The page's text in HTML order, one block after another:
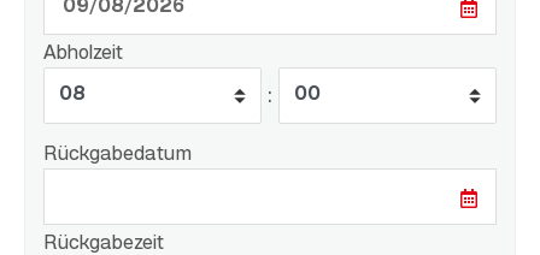
Abholzeit
:
Rückgabedatum
Rückgabezeit